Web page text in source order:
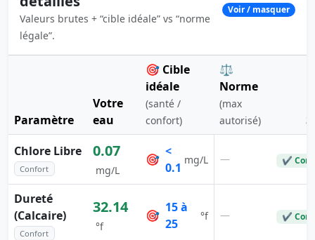
Valeurs brutes + “cible idéale” vs “norme
légale”.
Voir / masquer
Paramètre
Votre
eau
🎯 Cible
idéale
(santé /
confort)
⚖️
Norme
(max
autorisé)
Chlore Libre
Confort
0.07
mg/L
🎯
<
0.1
mg/L — ✔
Dureté
(Calcaire)
Confort
32.14
°f
🎯
15 à
25
°f — ✔